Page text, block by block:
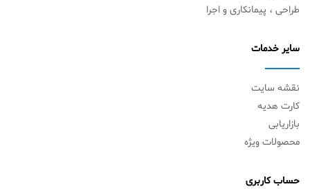
طراحی ، پیمانکاری و اجرا
سایر خدمات
نقشه سایت
کارت هدیه
بازاریابی
محصولات ویژه
حساب کاربری